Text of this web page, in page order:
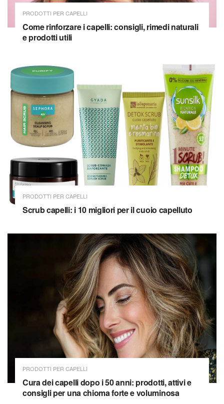
PRODOTTI PER CAPELLI
Come rinforzare i capelli: consigli, rimedi naturali
e prodotti utili
PRODOTTI PER CAPELLI
Scrub capelli: i 10 migliori per il cuoio capelluto
PRODOTTI PER CAPELLI
Cura dei capelli dopo i 50 anni: prodotti, attivi e
consigli per una chioma forte e voluminosa